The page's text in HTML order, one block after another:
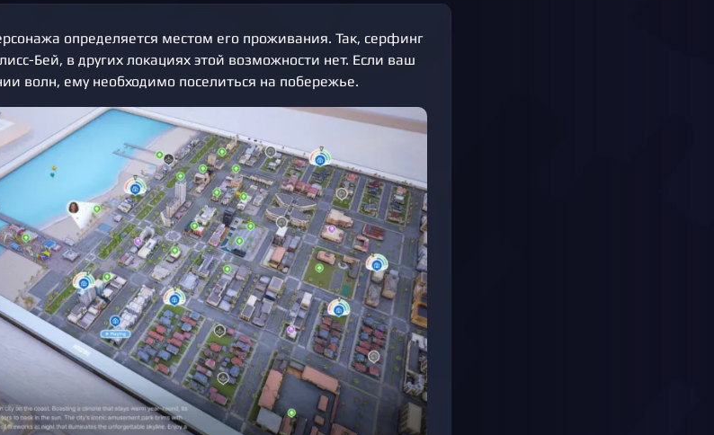
определяется местом его проживания. Так, серфинг
Бей, в других локациях этой возможности нет. Если ваш
волн, ему необходимо поселиться на побережье.